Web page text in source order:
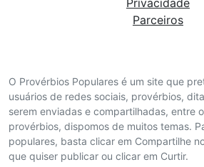
O Provérbios Populares é um site que
usuários de redes sociais, provérbios,
serem enviadas e compartilhadas, entre
provérbios, dispomos de muitos temas.
populares, basta clicar em Compartilhe
que quiser publicar ou clicar em Curtir.
Privacidade
Parceiros